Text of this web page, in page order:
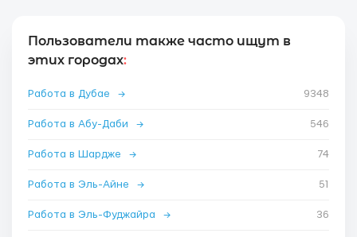
Пользователи также часто ищут в
этих городах:
Работа в Дубае → 9348
Работа в Абу-Даби → 546
Работа в Шардже → 74
Работа в Эль-Айне → 51
Работа в Эль-Фуджайра → 36